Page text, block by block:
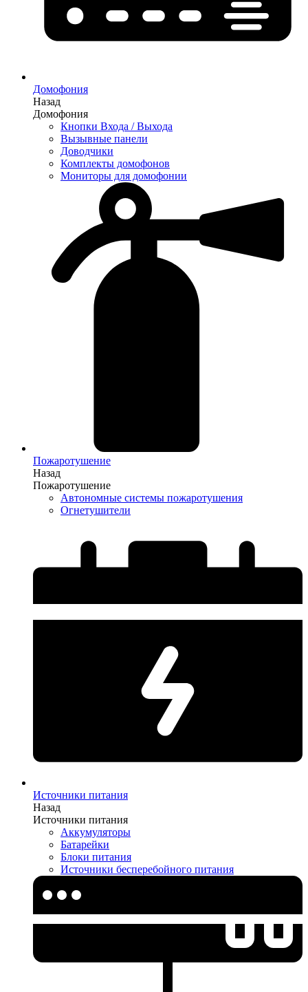
Домофония
Назад
Домофония
Кнопки Входа / Выхода
Вызывные панели
Доводчики
Комплекты домофонов
Мониторы для домофонии
Пожаротушение
Назад
Пожаротушение
Автономные системы пожаротушения
Огнетушители
Источники питания
Назад
Источники питания
Аккумуляторы
Батарейки
Блоки питания
Источники бесперебойного питания